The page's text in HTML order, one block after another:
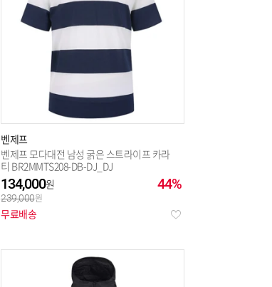
벤제프
벤제프 모다대전 남성 굵은 스트라이프 카라
티 BR2MMTS208-DB-DJ_DJ
44%
134,000
239,000
무료배송